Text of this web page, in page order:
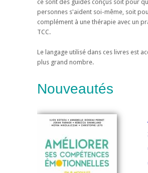
ce sont des guides conçus soit pour
personnes s'aident soi-même, soit
complément à une thérapie avec un
TCC.
Le langage utilisé dans ces livres est
plus grand nombre.
Nouveautés